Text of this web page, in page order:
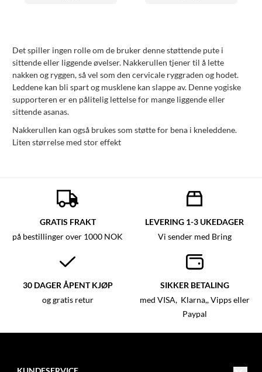
Det spiller ingen rolle om de bruker denne støttende pute i
sittende eller liggende øvelser. Nakkerullen tjener til å lette
nakken og ryggen, så vel som den cervicale ryggraden og hodet.
Leddene kan bli spart og musklene kan slappe av. Denne yogiske
supporteren er en pålitelig lettelse for mange liggende eller
sittende asanas.
Nakkerullen kan også brukes som støtte for bena i kneleddene.
Liten størrelse med stor effekt
GRATIS FRAKT
på bestillinger over 1000 NOK
LEVERING 1-3 UKEDAGER
Vi sender med Bring
30 DAGER ÅPENT KJØP
og gratis retur
SIKKER BETALING
med VISA, Klarna,, Vipps eller
Paypal